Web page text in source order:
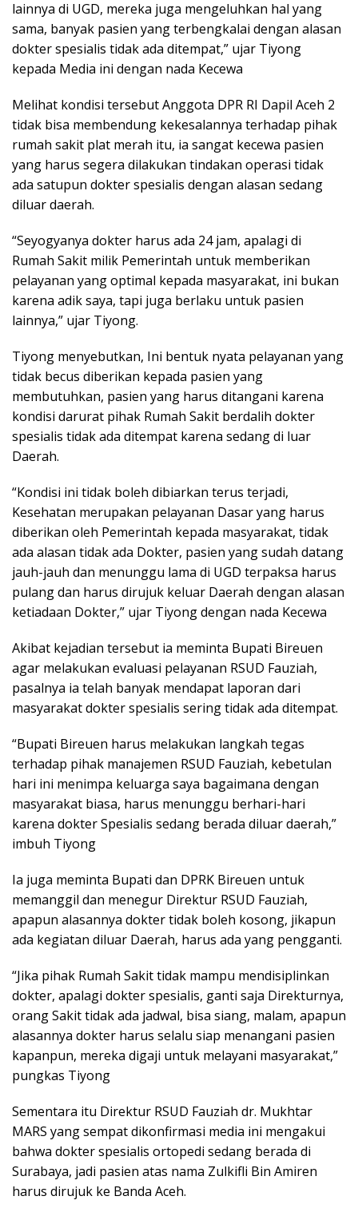
lainnya di UGD, mereka juga mengeluhkan hal yang
sama, banyak pasien yang terbengkalai dengan alasan
dokter spesialis tidak ada ditempat,” ujar Tiyong
kepada Media ini dengan nada Kecewa
Melihat kondisi tersebut Anggota DPR RI Dapil Aceh 2
tidak bisa membendung kekesalannya terhadap pihak
rumah sakit plat merah itu, ia sangat kecewa pasien
yang harus segera dilakukan tindakan operasi tidak
ada satupun dokter spesialis dengan alasan sedang
diluar daerah.
“Seyogyanya dokter harus ada 24 jam, apalagi di
Rumah Sakit milik Pemerintah untuk memberikan
pelayanan yang optimal kepada masyarakat, ini bukan
karena adik saya, tapi juga berlaku untuk pasien
lainnya,” ujar Tiyong.
Tiyong menyebutkan, Ini bentuk nyata pelayanan yang
tidak becus diberikan kepada pasien yang
membutuhkan, pasien yang harus ditangani karena
kondisi darurat pihak Rumah Sakit berdalih dokter
spesialis tidak ada ditempat karena sedang di luar
Daerah.
“Kondisi ini tidak boleh dibiarkan terus terjadi,
Kesehatan merupakan pelayanan Dasar yang harus
diberikan oleh Pemerintah kepada masyarakat, tidak
ada alasan tidak ada Dokter, pasien yang sudah datang
jauh-jauh dan menunggu lama di UGD terpaksa harus
pulang dan harus dirujuk keluar Daerah dengan alasan
ketiadaan Dokter,” ujar Tiyong dengan nada Kecewa
Akibat kejadian tersebut ia meminta Bupati Bireuen
agar melakukan evaluasi pelayanan RSUD Fauziah,
pasalnya ia telah banyak mendapat laporan dari
masyarakat dokter spesialis sering tidak ada ditempat.
“Bupati Bireuen harus melakukan langkah tegas
terhadap pihak manajemen RSUD Fauziah, kebetulan
hari ini menimpa keluarga saya bagaimana dengan
masyarakat biasa, harus menunggu berhari-hari
karena dokter Spesialis sedang berada diluar daerah,”
imbuh Tiyong
Ia juga meminta Bupati dan DPRK Bireuen untuk
memanggil dan menegur Direktur RSUD Fauziah,
apapun alasannya dokter tidak boleh kosong, jikapun
ada kegiatan diluar Daerah, harus ada yang pengganti.
“Jika pihak Rumah Sakit tidak mampu mendisiplinkan
dokter, apalagi dokter spesialis, ganti saja Direkturnya,
orang Sakit tidak ada jadwal, bisa siang, malam, apapun
alasannya dokter harus selalu siap menangani pasien
kapanpun, mereka digaji untuk melayani masyarakat,”
pungkas Tiyong
Sementara itu Direktur RSUD Fauziah dr. Mukhtar
MARS yang sempat dikonfirmasi media ini mengakui
bahwa dokter spesialis ortopedi sedang berada di
Surabaya, jadi pasien atas nama Zulkifli Bin Amiren
harus dirujuk ke Banda Aceh.